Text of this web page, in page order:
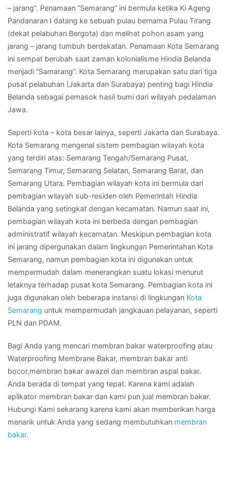
– jarang”. Penamaan “Semarang” ini bermula ketika Ki Ageng
Pandanaran I datang ke sebuah pulau bernama Pulau Tirang
(dekat pelabuhan Bergota) dan melihat pohon asam yang
jarang – jarang tumbuh berdekatan. Penamaan Kota Semarang
ini sempat berubah saat zaman kolonialisme Hindia Belanda
menjadi “Samarang”. Kota Semarang merupakan satu dari tiga
pusat pelabuhan (Jakarta dan Surabaya) penting bagi Hindia
Belanda sebagai pemasok hasil bumi dari wilayah pedalaman
Jawa.
Seperti kota – kota besar lainya, seperti Jakarta dan Surabaya.
Kota Semarang mengenal sistem pembagian wilayah kota
yang terdiri atas: Semarang Tengah/Semarang Pusat,
Semarang Timur, Semarang Selatan, Semarang Barat, dan
Semarang Utara. Pembagian wilayah kota ini bermula dari
pembagian wilayah sub-residen oleh Pemerintah Hindia
Belanda yang setingkat dengan kecamatan. Namun saat ini,
pembagian wilayah kota ini berbeda dengan pembagian
administratif wilayah kecamatan. Meskipun pembagian kota
ini jarang dipergunakan dalam lingkungan Pemerintahan Kota
Semarang, namun pembagian kota ini digunakan untuk
mempermudah dalam menerangkan suatu lokasi menurut
letaknya terhadap pusat kota Semarang. Pembagian kota ini
juga digunakan oleh beberapa instansi di lingkungan Kota
Semarang untuk mempermudah jangkauan pelayanan, seperti
PLN dan PDAM.
Bagi Anda yang mencari membran bakar waterproofing atau
Waterproofing Membrane Bakar, membran bakar anti
bocor,membran bakar awazel dan membran aspal bakar.
Anda berada di tempat yang tepat. Karena kami adalah
aplikator membran bakar dan kami pun jual membran bakar.
Hubungi Kami sekarang karena kami akan memberikan harga
menarik untuk Anda yang sedang membutuhkan membran
bakar.